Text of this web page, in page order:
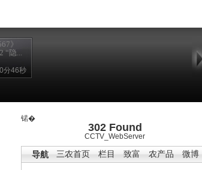
》
“隐...
分46秒
锘�
302 Found
CCTV_WebServer
三农首页 栏目 致富 农产品 微博
导航